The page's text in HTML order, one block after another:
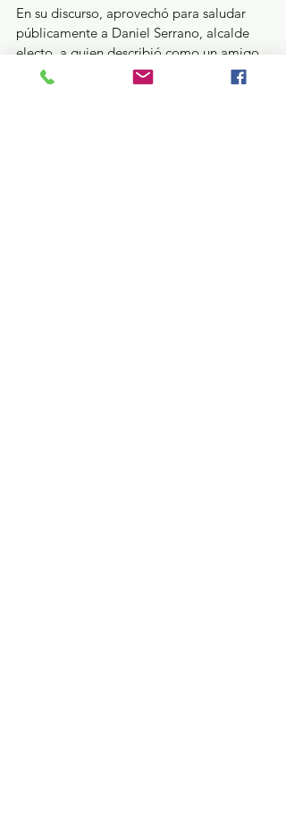
En su discurso, aprovechó para saludar
públicamente a Daniel Serrano, alcalde
electo, a quien describió como un amigo
y compañero de lucha de muchos años,